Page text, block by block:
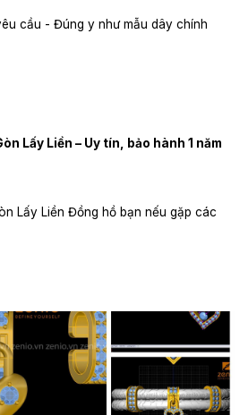
cầu - Đúng y như mẫu dây chính
Lấy Liền – Uy tín, bảo hành 1 năm
Lấy Liền Đồng hồ bạn nếu gặp các